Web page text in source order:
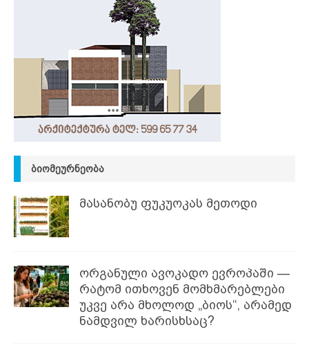
ᲑᲘᲝᲛᲔᲣᲠᲜᲔᲝᲑᲐ
მასანობუ ფუკუოკას მეთოდი
ორგანული ავოკადო ევროპაში —
რატომ ითხოვენ მომხმარებლები
უკვე არა მხოლოდ „ბიოს“, არამედ
ნამდვილ ხარისხსაც?